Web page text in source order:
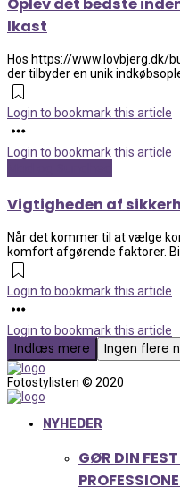
Ikast
Hos https://www.lovbjerg.dk/
der tilbyder en unik
Login to bookmark this article
Login to bookmark this article
Vigtigheden af
Når det kommer til at vælge
komfort afgørende faktorer.
Login to bookmark this article
Login to bookmark this article
Indlæs mere Ingen flere
Fotostylisten © 2020
NYHEDER
GØR DIN